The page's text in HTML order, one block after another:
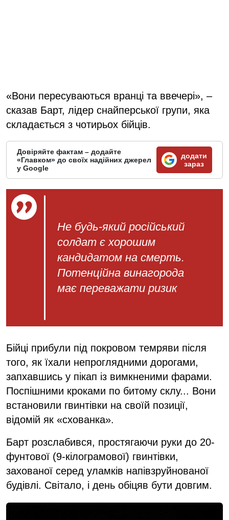
«Вони пересуваються вранці та ввечері», –
сказав Барт, лідер снайперської групи, яка
складається з чотирьох бійців.
Довіряйте фактам – додайте
«Главком» до своїх надійних джерел
у Google
додати
зараз
Не будь-який російський
солдат є хорошим
кандидатом на смерть.
Потенційна винагорода
має переважати ризик
Бійці прибули під покровом темряви після
того, як їхали непроглядними дорогами,
запхавшись у пікап із вимкненими фарами.
Поспішними кроками по битому склу... Вони
встановили гвинтівки на своїй позиції,
відомій як «схованка».
Барт розслабився, простягаючи руки до 20-
фунтової (9-кілограмової) гвинтівки,
захованої серед уламків напівзруйнованої
будівлі. Світало, і день обіцяв бути довгим.